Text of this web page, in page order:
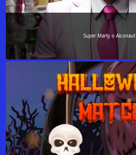
Super Marty o Alconaut